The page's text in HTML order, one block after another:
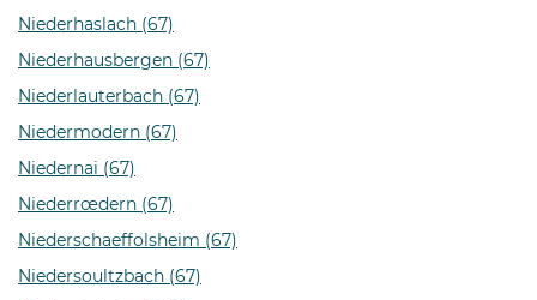
Niederhaslach (67)
Niederhausbergen (67)
Niederlauterbach (67)
Niedermodern (67)
Niedernai (67)
Niederrœdern (67)
Niederschaeffolsheim (67)
Niedersoultzbach (67)